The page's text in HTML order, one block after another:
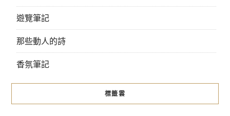
遊覽筆記
那些動人的詩
香氛筆記
標籤雲